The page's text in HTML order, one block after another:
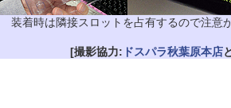
装着時は隣接スロットを占有するので注意が
[撮影協力: ドスパラ秋葉原本店